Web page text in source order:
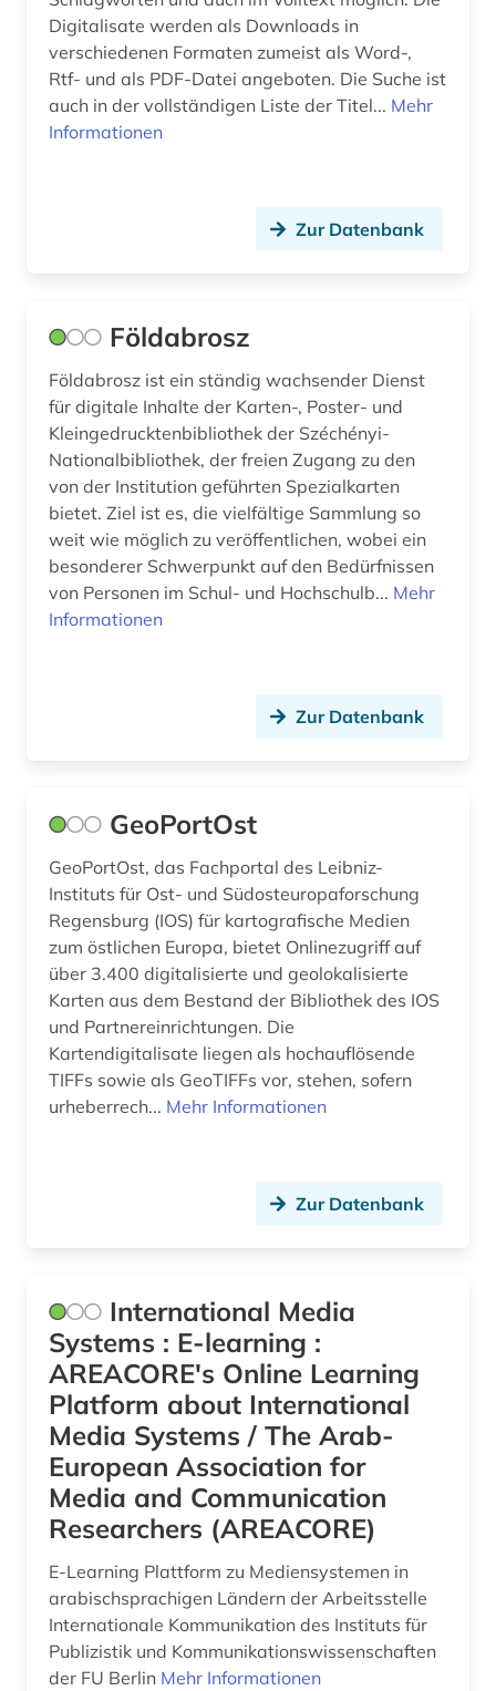
Digitalisate werden als Downloads in
verschiedenen Formaten zumeist als Word-,
Rtf- und als PDF-Datei angeboten. Die Suche ist
auch in der vollständigen Liste der Titel... Mehr
Informationen
Zur Datenbank
Földabrosz
Földabrosz ist ein ständig wachsender Dienst
für digitale Inhalte der Karten-, Poster- und
Kleingedrucktenbibliothek der Széchényi-
Nationalbibliothek, der freien Zugang zu den
von der Institution geführten Spezialkarten
bietet. Ziel ist es, die vielfältige Sammlung so
weit wie möglich zu veröffentlichen, wobei ein
besonderer Schwerpunkt auf den Bedürfnissen
von Personen im Schul- und Hochschulb... Mehr
Informationen
Zur Datenbank
GeoPortOst
GeoPortOst, das Fachportal des Leibniz-
Instituts für Ost- und Südosteuropaforschung
Regensburg (IOS) für kartografische Medien
zum östlichen Europa, bietet Onlinezugriff auf
über 3.400 digitalisierte und geolokalisierte
Karten aus dem Bestand der Bibliothek des IOS
und Partnereinrichtungen. Die
Kartendigitalisate liegen als hochauflösende
TIFFs sowie als GeoTIFFs vor, stehen, sofern
urheberrech... Mehr Informationen
Zur Datenbank
International Media
Systems : E-learning :
AREACORE's Online Learning
Platform about International
Media Systems / The Arab-
European Association for
Media and Communication
Researchers (AREACORE)
E-Learning Plattform zu Mediensystemen in
arabischsprachigen Ländern der Arbeitsstelle
Internationale Kommunikation des Instituts für
Publizistik und Kommunikationswissenschaften
der FU Berlin Mehr Informationen